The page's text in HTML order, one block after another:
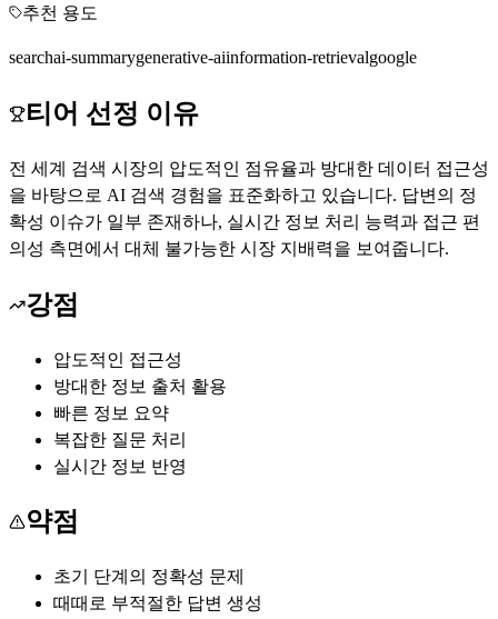
추천 용도
searchai-summarygenerative-aiinformation-retrievalgoogle
티어 선정 이유
전 세계 검색 시장의 압도적인 점유율과 방대한 데이터 접근성
을 바탕으로 AI 검색 경험을 표준화하고 있습니다. 답변의 정
확성 이슈가 일부 존재하나, 실시간 정보 처리 능력과 접근 편
의성 측면에서 대체 불가능한 시장 지배력을 보여줍니다.
강점
압도적인 접근성
방대한 정보 출처 활용
빠른 정보 요약
복잡한 질문 처리
실시간 정보 반영
약점
초기 단계의 정확성 문제
때때로 부적절한 답변 생성